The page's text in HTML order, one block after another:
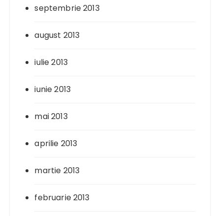
septembrie 2013
august 2013
iulie 2013
iunie 2013
mai 2013
aprilie 2013
martie 2013
februarie 2013